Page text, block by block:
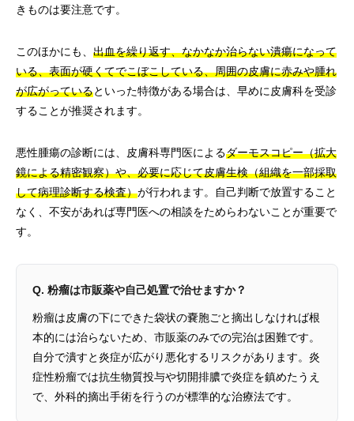
きものは要注意です。
このほかにも、 出血を繰り返す、なかなか治らない潰瘍になって
いる、表面が硬くてでこぼこしている、周囲の皮膚に赤みや腫れ
が広がっているといった特徴がある場合は、早めに皮膚科を受診
することが推奨されます。
悪性腫瘍の診断には、皮膚科専門医によるダーモスコピー（拡大
鏡による精密観察）や、必要に応じて皮膚生検（組織を一部採取
して病理診断する検査）が行われます。自己判断で放置すること
なく、不安があれば専門医への相談をためらわないことが重要で
す。
Q. 粉瘤は市販薬や自己処置で治せますか？
粉瘤は皮膚の下にできた袋状の嚢胞ごと摘出しなければ根
本的には治らないため、市販薬のみでの完治は困難です。
自分で潰すと炎症が広がり悪化するリスクがあります。炎
症性粉瘤では抗生物質投与や切開排膿で炎症を鎮めたうえ
で、外科的摘出手術を行うのが標準的な治療法です。